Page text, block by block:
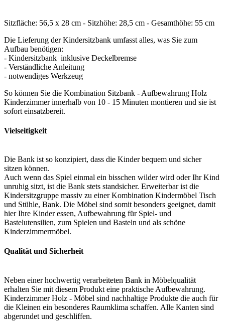
Sitzfläche: 56,5 x 28 cm - Sitzhöhe: 28,5 cm - Gesamthöhe: 55 cm
Die Lieferung der Kindersitzbank umfasst alles, was Sie zum
Aufbau benötigen:
- Kindersitzbank inklusive Deckelbremse
- Verständliche Anleitung
- notwendiges Werkzeug
So können Sie die Kombination Sitzbank - Aufbewahrung Holz
Kinderzimmer innerhalb von 10 - 15 Minuten montieren und sie ist
sofort einsatzbereit.
Vielseitigkeit
Die Bank ist so konzipiert, dass die Kinder bequem und sicher
sitzen können.
Auch wenn das Spiel einmal ein bisschen wilder wird oder Ihr Kind
unruhig sitzt, ist die Bank stets standsicher. Erweiterbar ist die
Kindersitzgruppe massiv zu einer Kombination Kindermöbel Tisch
und Stühle, Bank. Die Möbel sind somit besonders geeignet, damit
hier Ihre Kinder essen, Aufbewahrung für Spiel- und
Bastelutensilien, zum Spielen und Basteln und als schöne
Kinderzimmermöbel.
Qualität und Sicherheit
Neben einer hochwertig verarbeiteten Bank in Möbelqualität
erhalten Sie mit diesem Produkt eine praktische Aufbewahrung.
Kinderzimmer Holz - Möbel sind nachhaltige Produkte die auch für
die Kleinen ein besonderes Raumklima schaffen. Alle Kanten sind
abgerundet und geschliffen.